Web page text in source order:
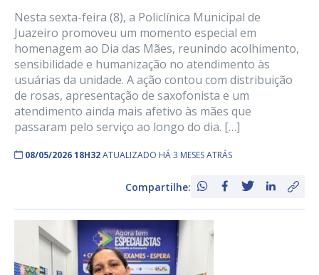
Nesta sexta-feira (8), a Policlínica Municipal de
Juazeiro promoveu um momento especial em
homenagem ao Dia das Mães, reunindo acolhimento,
sensibilidade e humanização no atendimento às
usuárias da unidade. A ação contou com distribuição
de rosas, apresentação de saxofonista e um
atendimento ainda mais afetivo às mães que
passaram pelo serviço ao longo do dia. […]
08/05/2026 18H32ATUALIZADO HÁ 3 MESES ATRÁS
Compartilhe: